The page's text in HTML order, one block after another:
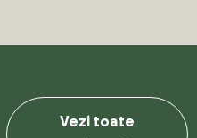
Vezi toate